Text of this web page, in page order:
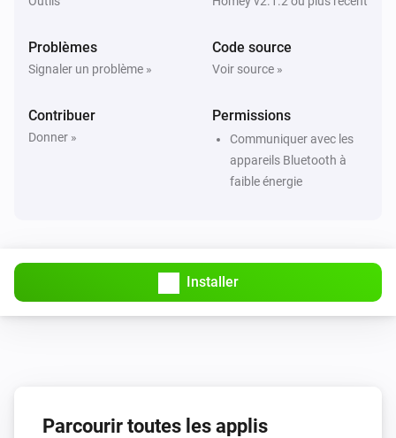
Ouvrir le rideau ou le store
Soma Smart Shade
Fermer le rideau ou le store
Problèmes
Signaler un problème »
Code source
Voir source »
Contribuer
Donner »
Permissions
Communiquer avec les
appareils Bluetooth à
faible énergie
Installer
Parcourir toutes les applis